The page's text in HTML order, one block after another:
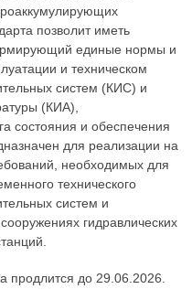
позволит иметь
единые нормы и
и техническом
систем (КИС) и
(КИА),
состояния и обеспечения
для реализации на
необходимых для
технического
систем и
гидравлических
продлится до 29.06.2026.